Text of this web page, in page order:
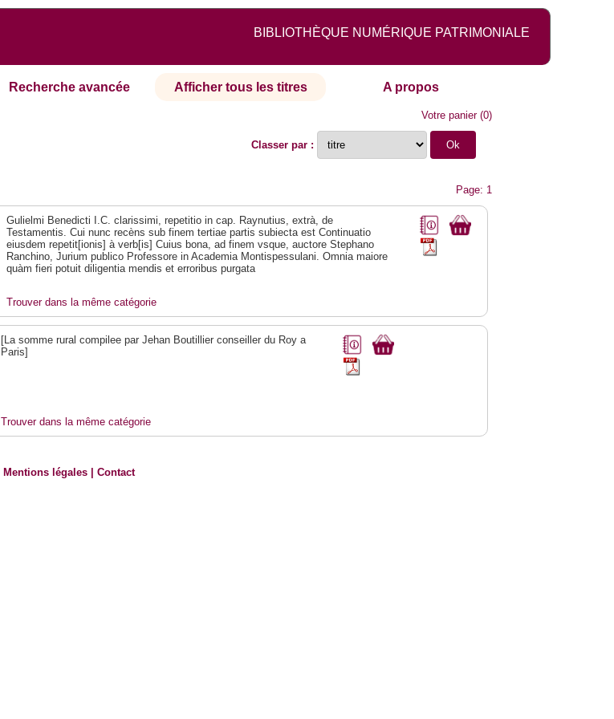
BIBLIOTHÈQUE NUMÉRIQUE PATRIMONIALE
Recherche avancée Afficher tous les titres A propos
Votre panier(0)
Classer par :
Page: 1
Gulielmi Benedicti I.C. clarissimi, repetitio in cap. Raynutius, extrà, de
Testamentis. Cui nunc recèns sub finem tertiae partis subiecta est Continuatio
eiusdem repetit[ionis] à verb[is] Cuius bona, ad finem vsque, auctore Stephano
Ranchino, Jurium publico Professore in Academia Montispessulani. Omnia maiore
quàm fieri potuit diligentia mendis et erroribus purgata
Trouver dans la même catégorie
[La somme rural compilee par Jehan Boutillier conseiller du Roy a
Paris]
Trouver dans la même catégorie
Mentions légales |Contact